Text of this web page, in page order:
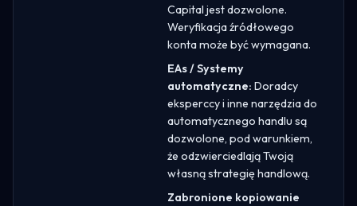
Capital jest dozwolone.
Weryfikacja źródłowego
konta może być wymagana.
EAs / Systemy
automatyczne: Doradcy
eksperccy i inne narzędzia do
automatycznego handlu są
dozwolone, pod warunkiem,
że odzwierciedlają Twoją
własną strategię handlową.
Zabronione kopiowanie